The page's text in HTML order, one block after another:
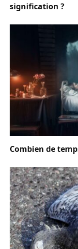
signification ?
Combien de